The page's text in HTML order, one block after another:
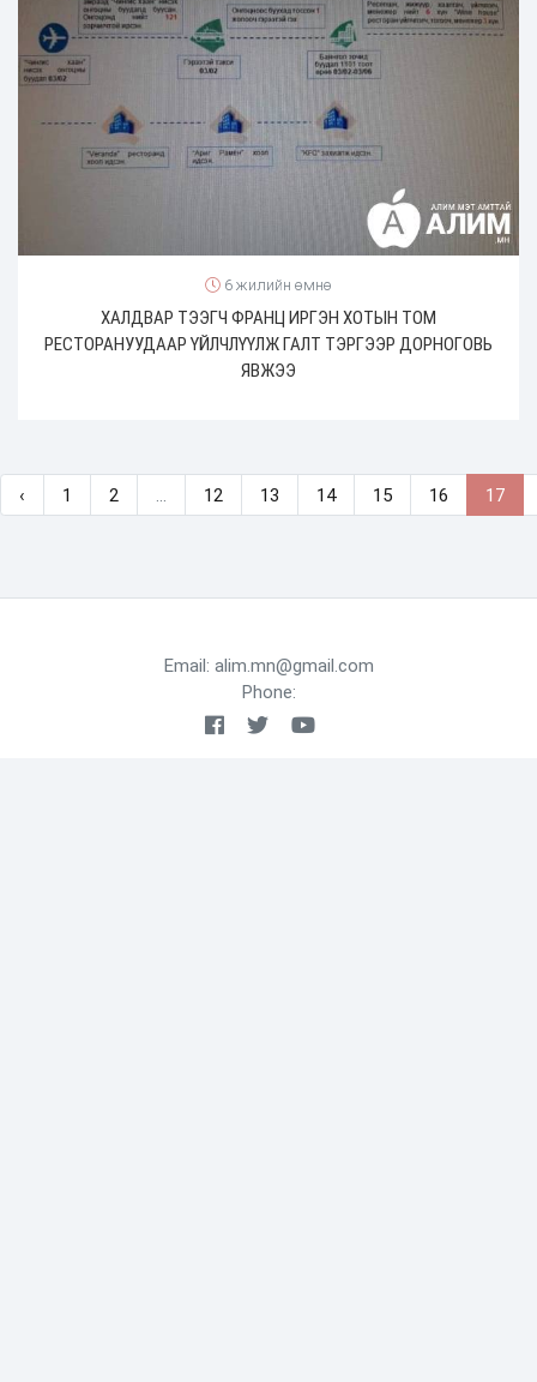
6 жилийн өмнө
ХАЛДВАР ТЭЭГЧ ФРАНЦ ИРГЭН ХОТЫН ТОМ
РЕСТОРАНУУДААР ҮЙЛЧЛҮҮЛЖ ГАЛТ ТЭРГЭЭР ДОРНОГОВЬ
ЯВЖЭЭ
‹ 1 2 ... 12 13 14 15 16 17
Email: alim.mn@gmail.com
Phone: